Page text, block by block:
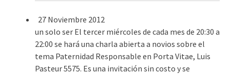
27 Noviembre 2012
un solo ser El tercer miércoles de cada mes de 20:30 a
22:00 se hará una charla abierta a novios sobre el
tema Paternidad Responsable en Porta Vitae, Luis
Pasteur 5575. Es una invitación sin costo y se